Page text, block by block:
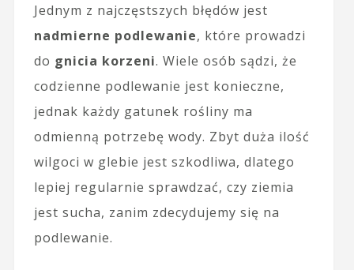
Jednym z najczęstszych błędów jest
nadmierne podlewanie, które prowadzi
do gnicia korzeni. Wiele osób sądzi, że
codzienne podlewanie jest konieczne,
jednak każdy gatunek rośliny ma
odmienną potrzebę wody. Zbyt duża ilość
wilgoci w glebie jest szkodliwa, dlatego
lepiej regularnie sprawdzać, czy ziemia
jest sucha, zanim zdecydujemy się na
podlewanie.